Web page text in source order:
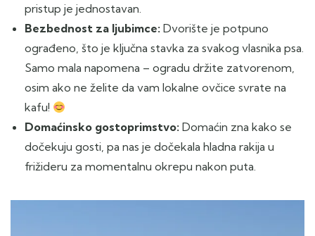
pristup je jednostavan.
Bezbednost za ljubimce: Dvorište je potpuno
ograđeno, što je ključna stavka za svakog vlasnika psa.
Samo mala napomena – ogradu držite zatvorenom,
osim ako ne želite da vam lokalne ovčice svrate na
kafu!
Domaćinsko gostoprimstvo: Domaćin zna kako se
dočekuju gosti, pa nas je dočekala hladna rakija u
frižideru za momentalnu okrepu nakon puta.